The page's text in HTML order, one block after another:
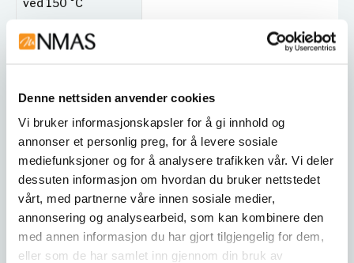
Denne nettsiden anvender cookies
Vi bruker informasjonskapsler for å gi innhold og
annonser et personlig preg, for å levere sosiale
mediefunksjoner og for å analysere trafikken vår. Vi deler
dessuten informasjon om hvordan du bruker nettstedet
vårt, med partnerne våre innen sosiale medier,
annonsering og analysearbeid, som kan kombinere den
med annen informasjon du har gjort tilgjengelig for dem,
eller som de har samlet inn gjennom din bruk av
ved 150 °C
Utvendige mål
netto (B x H x D)
560 mm x 625 mm x 565 mm
skap)
39 kg
Oppvarmingstid til
150 °C
50 min
Temperaturområde +5 °C above ambient temperature to
Kapslingsgrad iht.
EN 60529
IP 20